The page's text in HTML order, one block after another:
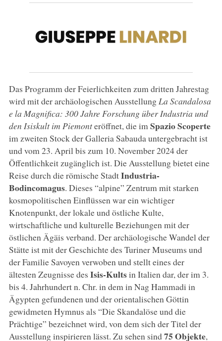
Das Programm der Feierlichkeiten zum dritten Jahrestag
wird mit der archäologischen Ausstellung La Scandalosa
e la Magnifica: 300 Jahre Forschung über Industria und
den Isiskult im Piemonteröffnet, die imSpazio Scoperte
im zweiten Stock der Galleria Sabauda untergebracht ist
und vom 23. April bis zum 10. November 2024 der
Öffentlichkeit zugänglich ist. Die Ausstellung bietet eine
Reise durch die römische StadtIndustria-
Bodincomagus. Dieses “alpine” Zentrum mit starken
kosmopolitischen Einflüssen war ein wichtiger
Knotenpunkt, der lokale und östliche Kulte,
wirtschaftliche und kulturelle Beziehungen mit der
östlichen Ägäis verband. Der archäologische Wandel der
Stätte ist mit der Geschichte des Turiner Museums und
der Familie Savoyen verwoben und stellt eines der
ältesten Zeugnisse des Isis-Kultsin Italien dar, der im 3.
bis 4. Jahrhundert n. Chr. in dem in Nag Hammadi in
Ägypten gefundenen und der orientalischen Göttin
gewidmeten Hymnus als “Die Skandalöse und die
Prächtige” bezeichnet wird, von dem sich der Titel der
Ausstellung inspirieren lässt. Zu sehen sind75 Objekte,